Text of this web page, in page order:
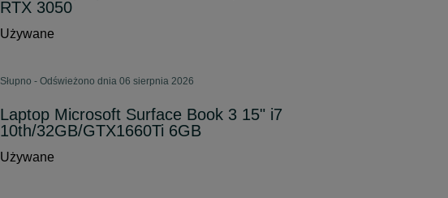
RTX 3050
Używane
Słupno - Odświeżono dnia 06 sierpnia 2026
Laptop Microsoft Surface Book 3 15" i7
10th/32GB/GTX1660Ti 6GB
Używane